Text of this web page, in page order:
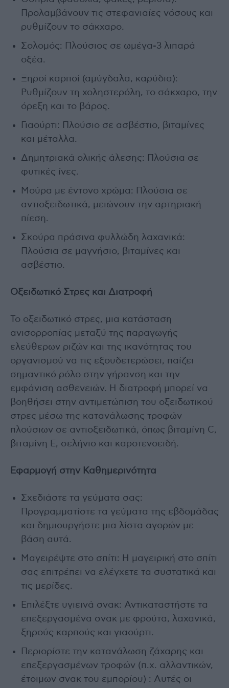
Προλαμβάνουν τις στεφανιαίες νόσους και
ρυθμίζουν το σάκχαρο.
Σολομός: Πλούσιος σε ωμέγα-3 λιπαρά
οξέα.
Ξηροί καρποί (αμύγδαλα, καρύδια):
Ρυθμίζουν τη χοληστερόλη, το σάκχαρο, την
όρεξη και το βάρος.
Γιαούρτι: Πλούσιο σε ασβέστιο, βιταμίνες
και μέταλλα.
Δημητριακά ολικής άλεσης: Πλούσια σε
φυτικές ίνες.
Μούρα με έντονο χρώμα: Πλούσια σε
αντιοξειδωτικά, μειώνουν την αρτηριακή
πίεση.
Σκούρα πράσινα φυλλώδη λαχανικά:
Πλούσια σε μαγνήσιο, βιταμίνες και
ασβέστιο.
Οξειδωτικό Στρες και Διατροφή
Το οξειδωτικό στρες, μια κατάσταση
ανισορροπίας μεταξύ της παραγωγής
ελεύθερων ριζών και της ικανότητας του
οργανισμού να τις εξουδετερώσει, παίζει
σημαντικό ρόλο στην γήρανση και την
εμφάνιση ασθενειών. Η διατροφή μπορεί να
βοηθήσει στην αντιμετώπιση του οξειδωτικού
στρες μέσω της κατανάλωσης τροφών
πλούσιων σε αντιοξειδωτικά, όπως βιταμίνη C,
βιταμίνη Ε, σελήνιο και καροτενοειδή.
Εφαρμογή στην Καθημερινότητα
Σχεδιάστε τα γεύματα σας:
Προγραμματίστε τα γεύματα της εβδομάδας
και δημιουργήστε μια λίστα αγορών με
βάση αυτά.
Μαγειρέψτε στο σπίτι: Η μαγειρική στο σπίτι
σας επιτρέπει να ελέγχετε τα συστατικά και
τις μερίδες.
Επιλέξτε υγιεινά σνακ: Αντικαταστήστε τα
επεξεργασμένα σνακ με φρούτα, λαχανικά,
ξηρούς καρπούς και γιαούρτι.
Περιορίστε την κατανάλωση ζάχαρης και
επεξεργασμένων τροφών (π.χ. αλλαντικών,
έτοιμων σνακ του εμπορίου) : Αυτές οι